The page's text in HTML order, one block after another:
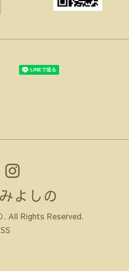
よしの
. All Rights Reserved.